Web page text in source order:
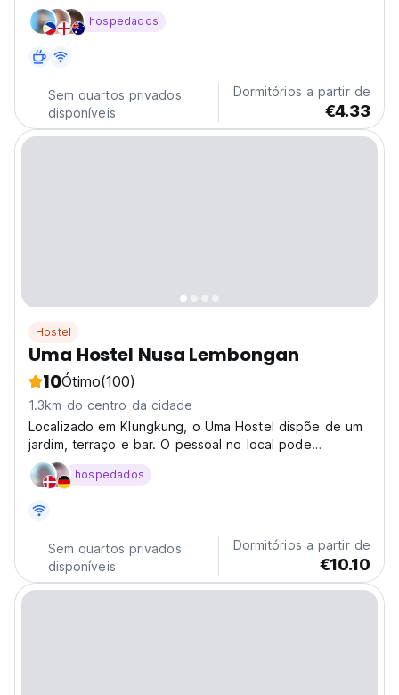
Lembongan.
hospedados
Sem quartos privados
disponíveis
Dormitórios a partir de
€4.33
Hostel
Uma Hostel Nusa Lembongan
10Ótimo(100)
1.3km do centro da cidade
Localizado em Klungkung, o Uma Hostel dispõe de um
jardim, terraço e bar. O pessoal no local pode
organizar ... Nusa Lembongan está a 1,3 km do Uma
Hostel. hospedados
Sem quartos privados
disponíveis
Dormitórios a partir de
€10.10